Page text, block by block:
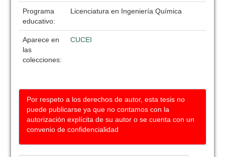
Programa
educativo:
Licenciatura en Ingeniería Química
Aparece en
las
colecciones:
CUCEI
Por respeto a los derechos de autor, esta tesis no
puede publicarse ya que no contamos con la
autorización explícita de su autor o se cuenta con un
convenio de confidencialidad